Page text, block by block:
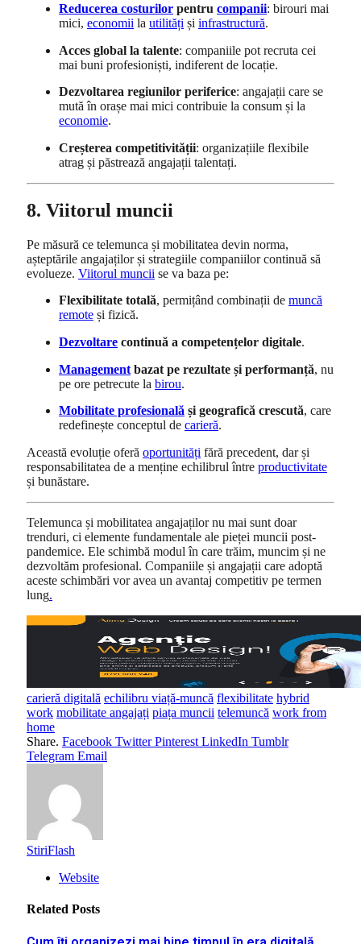
Reducerea costurilor pentru companii: birouri mai
mici, economii la utilități și infrastructură.
Acces global la talente: companiile pot recruta cei
mai buni profesioniști, indiferent de locație.
Dezvoltarea regiunilor periferice: angajații care se
mută în orașe mai mici contribuie la consum și la
economie.
Creșterea competitivității: organizațiile flexibile
atrag și păstrează angajații talentați.
8. Viitorul muncii
Pe măsură ce telemunca și mobilitatea devin norma,
așteptările angajaților și strategiile companiilor continuă să
evolueze. Viitorul muncii se va baza pe:
Flexibilitate totală, permițând combinații de muncă
remote și fizică.
Dezvoltare continuă a competențelor digitale.
Management bazat pe rezultate și performanță, nu
pe ore petrecute la birou.
Mobilitate profesională și geografică crescută, care
redefinește conceptul de carieră.
Această evoluție oferă oportunități fără precedent, dar și
responsabilitatea de a menține echilibrul între productivitate
și bunăstare.
Telemunca și mobilitatea angajaților nu mai sunt doar
trenduri, ci elemente fundamentale ale pieței muncii post-
pandemice. Ele schimbă modul în care trăim, muncim și ne
dezvoltăm profesional. Companiile și angajații care adoptă
aceste schimbări vor avea un avantaj competitiv pe termen
lung.
carieră digitală echilibru viață-muncă flexibilitate hybrid
work mobilitate angajați piața muncii telemuncă work from
home
Share. Facebook Twitter Pinterest LinkedIn Tumblr
Telegram Email
StiriFlash
Website
Related Posts